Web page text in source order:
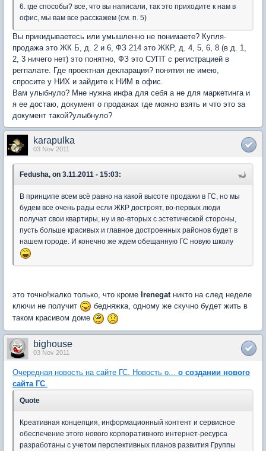
6. где способы? все, что вы написали, так это приходите к нам в
офис, мы вам все расскажем (см. п. 5)
Вы прикидываетесь или умышленно не понимаете? Купля-
продажа это ЖК Б, д. 2 и 6, ФЗ 214 это ЖКР, д. 4, 5, 6, 8 (в д. 1,
2, 3 ничего нет) это понятно, ФЗ это СУПТ с регистрацией в
регпалате. Где проектная декларация? понятия не имею,
спросите у НИХ и зайдите к НИМ в офис.
Вам улыбнуло? Мне нужна инфа для себя а не для маркетинга и
я ее достаю, документ о продажах где можно взять и что это за
документ такой?улыбнуло?
karapulka
03 Nov 2011
Fedusha, on 3.11.2011 - 15:03:
В принципе всем всё равно на какой высоте продажи в ГС, но мы
будем все очень рады если ЖКР достроят, во-первых люди
получат свои квартиры, ну и во-вторых с эстетической стороны,
пусть больше красивых и главное достроенных районов будет в
нашем городе. И конечно же ждем обещанную ГС новую школу
это точно!жалко только, что кроме Irenegat никто на след неделе
ключи не получит
бедняжка, одному же скучно будет жить в
таком красивом доме
bighouse
03 Nov 2011
Очередная новость на сайте ГС. Новость о... о создании нового
сайта ГС
Quote
Креативная концепция, информационный контент и сервисное
обеспечение этого нового корпоративного интернет-ресурса
разработаны с учетом перспективных планов развития Группы